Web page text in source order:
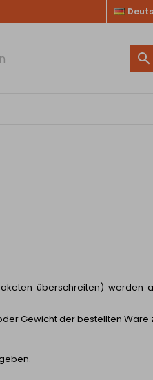

überschreiten) werden
Gewicht der bestellten Ware